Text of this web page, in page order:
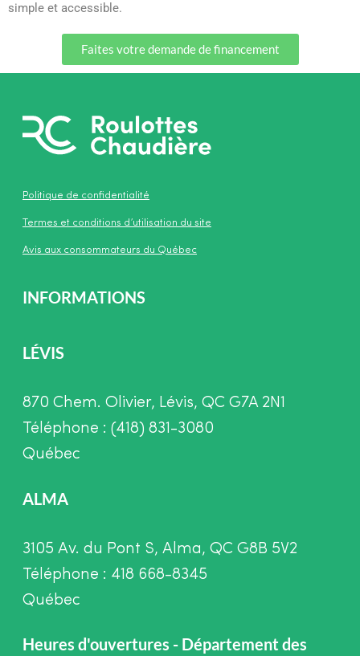
simple et accessible.
Faites votre demande de financement
Politique de confidentialité
Termes et conditions d’utilisation du site
Avis aux consommateurs du Québec
INFORMATIONS
LÉVIS
870 Chem. Olivier, Lévis, QC G7A 2N1
Téléphone : (418) 831-3080
Québec
ALMA
3105 Av. du Pont S, Alma, QC G8B 5V2
Téléphone : 418 668-8345
Québec
Heures d'ouvertures - Département des